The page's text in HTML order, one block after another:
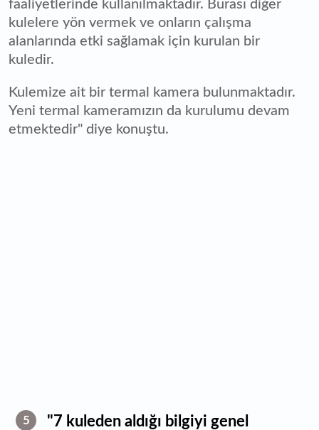
faaliyetlerinde kullanılmaktadır. Burası diğer
kulelere yön vermek ve onların çalışma
alanlarında etki sağlamak için kurulan bir
kuledir.
Kulemize ait bir termal kamera bulunmaktadır.
Yeni termal kameramızın da kurulumu devam
etmektedir" diye konuştu.
5
"7 kuleden aldığı bilgiyi genel